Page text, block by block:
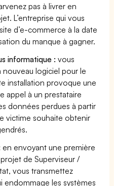
pas à livrer en
L’entreprise qui vous
d’e-commerce à la date
du manque à gagner.
informatique : vous
nouveau logiciel pour le
installation provoque une
appel à un prestataire
données perdues à partir
victime souhaite obtenir
en envoyant une première
de Superviseur /
vous transmettez
endommage les systèmes